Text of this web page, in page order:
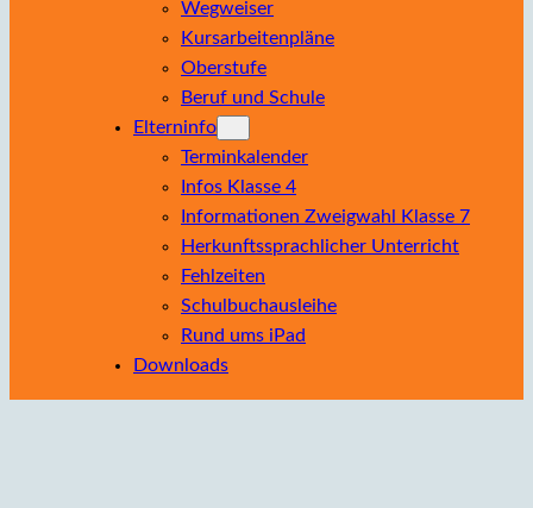
Wegweiser
Kursarbeitenpläne
Oberstufe
Beruf und Schule
Elterninfo
Terminkalender
Infos Klasse 4
Informationen Zweigwahl Klasse 7
Herkunftssprachlicher Unterricht
Fehlzeiten
Schulbuchausleihe
Rund ums iPad
Downloads